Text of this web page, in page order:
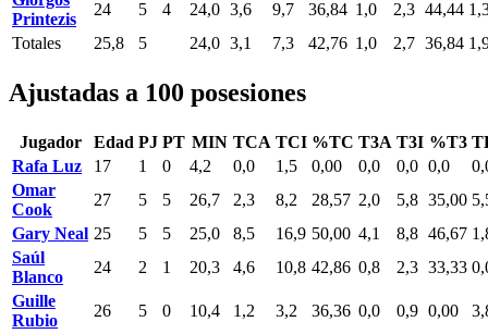
Printezis
24 5 4 24,0 3,6 9,7 36,84 1,0 2,3 44,44
Totales
25,8 5 24,0 3,1 7,3 42,76 1,0 2,7 36,84
Ajustadas a 100 posesiones
Jugador Edad PJ PT MIN TCA TCI %TC T3A T3I %T3
Rafa Luz
17 1 0 4,2 0,0 1,5 0,00 0,0 0,0 0,0
Omar
Cook
27 5 5 26,7 2,3 8,2 28,57 2,0 5,8 35,00
Gary Neal 25 5 5 25,0 8,5 16,9 50,00 4,1 8,8 46,67
Saúl
Blanco
24 2 1 20,3 4,6 10,8 42,86 0,8 2,3 33,33
Guille
Rubio
26 5 0 10,4 1,2 3,2 36,36 0,0 0,9 0,00